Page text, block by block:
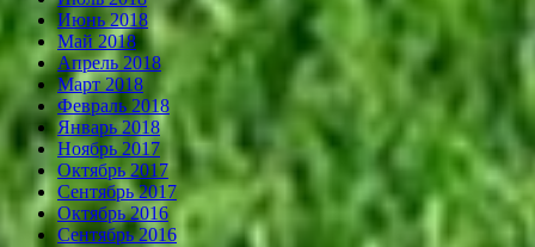
Июнь 2018
Май 2018
Апрель 2018
Март 2018
Февраль 2018
Январь 2018
Ноябрь 2017
Октябрь 2017
Сентябрь 2017
Октябрь 2016
Сентябрь 2016